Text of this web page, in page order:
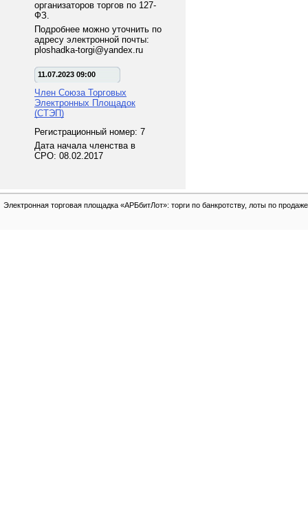
организаторов торгов по 127-
ФЗ.
Подробнее можно уточнить по
адресу электронной почты:
ploshadka-torgi@yandex.ru
11.07.2023 09:00
Член Союза Торговых
Электронных Площадок
(СТЭП)
Регистрационный номер: 7
Дата начала членства в
СРО: 08.02.2017
Электронная торговая площадка «АРБбитЛот»: торги по банкротству, лоты по